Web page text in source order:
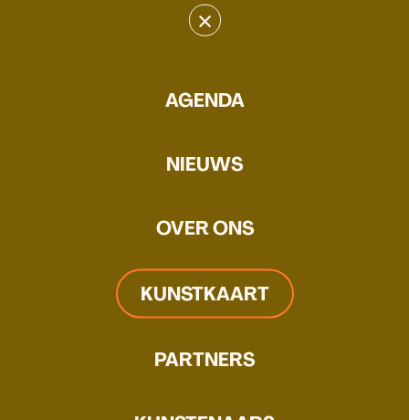
×
AGENDA
NIEUWS
OVER ONS
KUNSTKAART
PARTNERS
Ide André
Elk schilderij vormt het sediment